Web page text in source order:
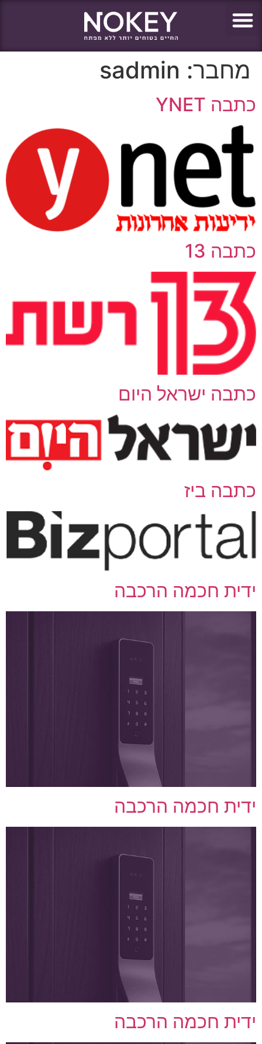
מחבר: sadmin
כתבה YNET
כתבה 13
כתבה ישראל היום
כתבה ביז
ידית חכמה הרכבה
ידית חכמה הרכבה
ידית חכמה הרכבה